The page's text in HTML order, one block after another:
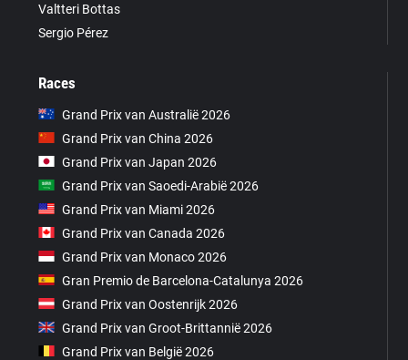
Valtteri Bottas
Sergio Pérez
Races
Grand Prix van Australië 2026
Grand Prix van China 2026
Grand Prix van Japan 2026
Grand Prix van Saoedi-Arabië 2026
Grand Prix van Miami 2026
Grand Prix van Canada 2026
Grand Prix van Monaco 2026
Gran Premio de Barcelona-Catalunya 2026
Grand Prix van Oostenrijk 2026
Grand Prix van Groot-Brittannië 2026
Grand Prix van België 2026